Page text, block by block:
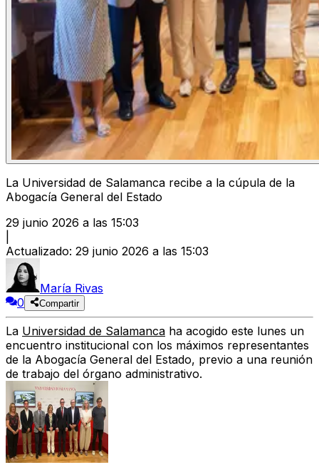
La Universidad de Salamanca recibe a la cúpula de la
Abogacía General del Estado
29 junio 2026 a las 15:03
Actualizado: 29 junio 2026 a las 15:03
María Rivas
0
Compartir
La Universidad de Salamanca ha acogido este lunes un
encuentro institucional con los máximos representantes
de la Abogacía General del Estado, previo a una reunión
de trabajo del órgano administrativo.